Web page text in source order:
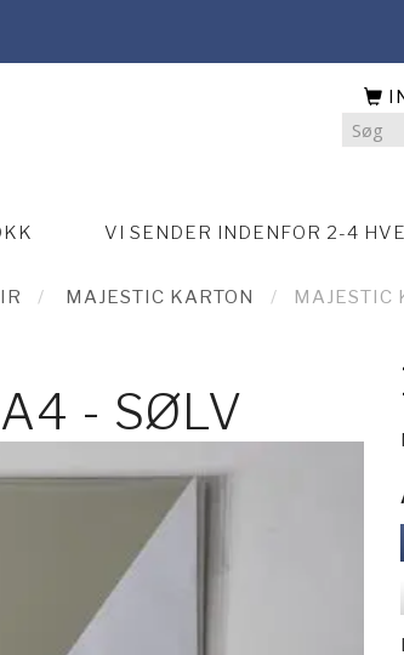
VI SENDER INDENFOR 2-4
MAJESTIC KARTON MAJESTIC
- SØLV